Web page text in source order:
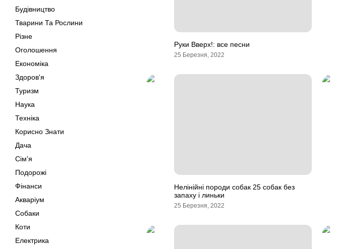
Будівництво
Тварини Та Рослини
Різне
Оголошення
Економіка
Здоров'я
Туризм
Наука
Техніка
Корисно Знати
Дача
Сім'я
Подорожі
Фінанси
Акваріум
Собаки
Коти
Електрика
Руки Вверх!: все песни
25 Березня, 2022
Нелінійні породи собак 25 собак без
запаху і линьки
25 Березня, 2022